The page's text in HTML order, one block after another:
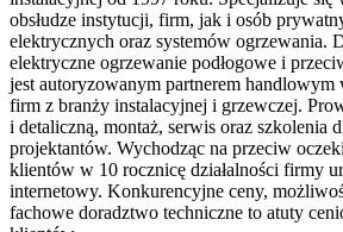
obsłudze instytucji, firm, jak i osób
elektrycznych oraz systemów ogrzewania.
elektryczne ogrzewanie podłogowe i
jest autoryzowanym partnerem
firm z branży instalacyjnej i grzewczej.
i detaliczną, montaż, serwis oraz szkolenia
projektantów. Wychodząc na przeciw
klientów w 10 rocznicę działalności firmy
internetowy. Konkurencyjne ceny,
fachowe doradztwo techniczne to atuty